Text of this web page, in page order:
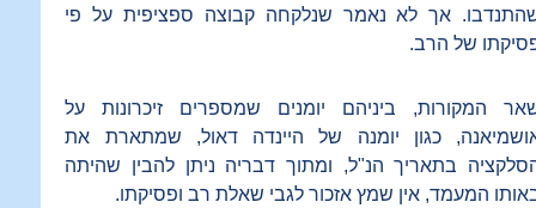
אך לא נאמר שנלקחה קבוצה ספציפית על פי
של הרב.
המקורות, ביניהם יומנים שמספרים זיכרונות על
כגון יומנה של היינדה דאול, שמתארת את
בתאריך הנ"ל, ומתוך דבריה ניתן להבין שהיתה
המעמד, אין שמץ אזכור לגבי שאלת רב ופסיקתו.